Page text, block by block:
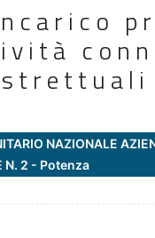
NAZIONALE
N. 2 - Potenza